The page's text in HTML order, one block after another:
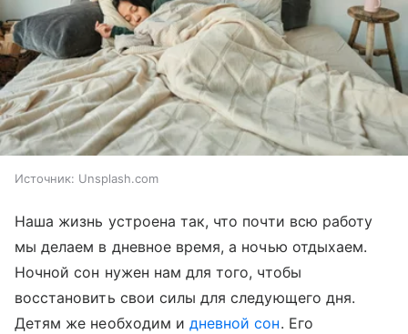
Источник: Unsplash.com
Наша жизнь устроена так, что почти всю работу
мы делаем в дневное время, а ночью отдыхаем.
Ночной сон нужен нам для того, чтобы
восстановить свои силы для следующего дня.
Детям же необходим идневной сон. Его